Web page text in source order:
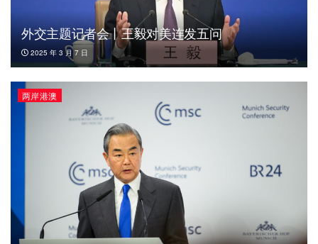
外交主题记者会丨王毅对美连发五问
2025 年 3 月 7 日
两岸港澳